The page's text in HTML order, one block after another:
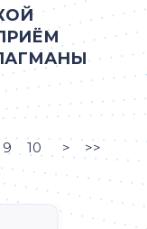
9 10 > >>